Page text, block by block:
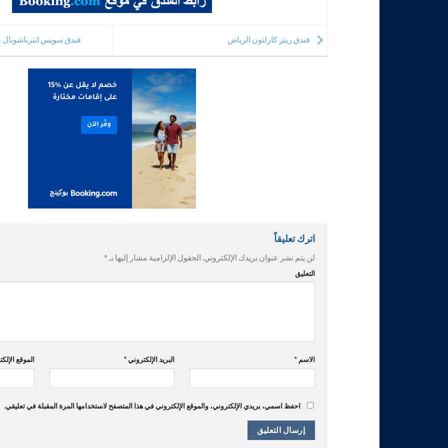
فندق ريتز كارلتون الرياض فندق سويس انترناشونال
اترك تعليقاً
لن يتم نشر عنوان بريدك الإلكتروني. الحقول الإلزامية مشار إليها بـ *
التعليق
الاسم* البريد الإلكتروني * الموقع
احفظ اسمي، بريدي الإلكتروني، والموقع الإلكتروني في هذا المتصفح لاستخدامها المرة المقبلة في تعليقي.